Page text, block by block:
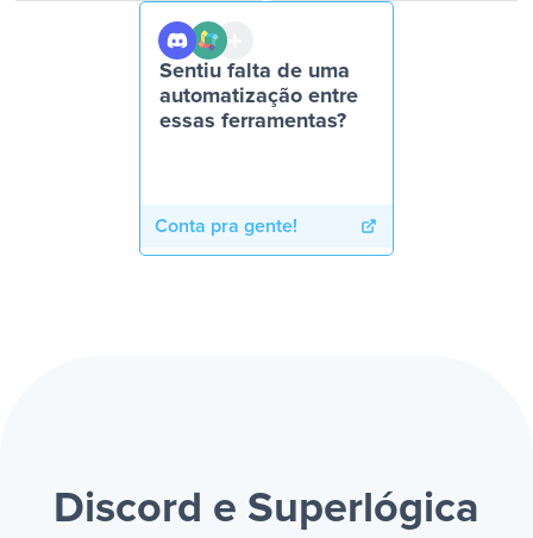
Sentiu falta de uma
automatização entre
essas ferramentas?
Conta pra gente!
Discord e Superlógica